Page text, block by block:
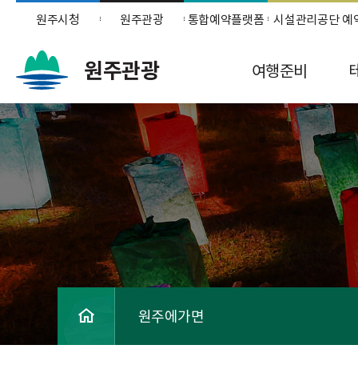
원주시청 원주관광 통합예약플랫폼 시설관리공단 예
원주관광 여행준비
원주에가면